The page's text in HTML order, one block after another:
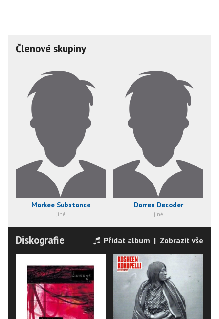
Členové skupiny
Markee Substance
jiné
Darren Decoder
jiné
Diskografie Přidat album | Zobrazit vše